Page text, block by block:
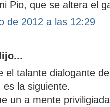
Pio, que se altera el
de 2012 a las 12:29
el talante dialogante
es la siguiente.
un a mente